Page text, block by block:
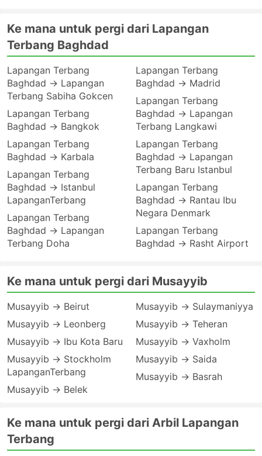
Ke mana untuk pergi dari Lapangan
Terbang Baghdad
Lapangan Terbang
Baghdad → Lapangan
Terbang Sabiha Gokcen
Lapangan Terbang
Baghdad → Bangkok
Lapangan Terbang
Baghdad → Karbala
Lapangan Terbang
Baghdad → Istanbul
LapanganTerbang
Lapangan Terbang
Baghdad → Lapangan
Terbang Doha
Lapangan Terbang
Baghdad → Madrid
Lapangan Terbang
Baghdad → Lapangan
Terbang Langkawi
Lapangan Terbang
Baghdad → Lapangan
Terbang Baru Istanbul
Lapangan Terbang
Baghdad → Rantau Ibu
Negara Denmark
Lapangan Terbang
Baghdad → Rasht Airport
Ke mana untuk pergi dari Musayyib
Musayyib → Beirut
Musayyib → Leonberg
Musayyib → Ibu Kota Baru
Musayyib → Stockholm
LapanganTerbang
Musayyib → Belek
Musayyib → Sulaymaniyya
Musayyib → Teheran
Musayyib → Vaxholm
Musayyib → Saida
Musayyib → Basrah
Ke mana untuk pergi dari Arbil Lapangan
Terbang